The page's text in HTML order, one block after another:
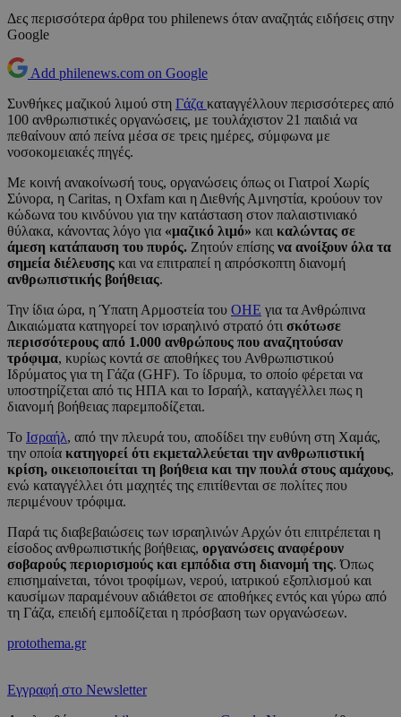
Δες περισσότερα άρθρα του philenews όταν αναζητάς ειδήσεις στην
Google
Add philenews.com on Google
Συνθήκες μαζικού λιμού στη Γάζα καταγγέλλουν περισσότερες από
100 ανθρωπιστικές οργανώσεις, με τουλάχιστον 21 παιδιά να
πεθαίνουν από πείνα μέσα σε τρεις ημέρες, σύμφωνα με
νοσοκομειακές πηγές.
Με κοινή ανακοίνωσή τους, οργανώσεις όπως οι Γιατροί Χωρίς
Σύνορα, η Caritas, η Oxfam και η Διεθνής Αμνηστία, κρούουν τον
κώδωνα του κινδύνου για την κατάσταση στον παλαιστινιακό
θύλακα, κάνοντας λόγο για «μαζικό λιμό» και καλώντας σε
άμεση κατάπαυση του πυρός. Ζητούν επίσης να ανοίξουν όλα τα
σημεία διέλευσης και να επιτραπεί η απρόσκοπτη διανομή
ανθρωπιστικής βοήθειας.
Την ίδια ώρα, η Ύπατη Αρμοστεία του ΟΗΕ για τα Ανθρώπινα
Δικαιώματα κατηγορεί τον ισραηλινό στρατό ότι σκότωσε
περισσότερους από 1.000 ανθρώπους που αναζητούσαν
τρόφιμα, κυρίως κοντά σε αποθήκες του Ανθρωπιστικού
Ιδρύματος για τη Γάζα (GHF). Το ίδρυμα, το οποίο φέρεται να
υποστηρίζεται από τις ΗΠΑ και το Ισραήλ, καταγγέλλει πως η
διανομή βοήθειας παρεμποδίζεται.
Το Ισραήλ, από την πλευρά του, αποδίδει την ευθύνη στη Χαμάς,
την οποία κατηγορεί ότι εκμεταλλεύεται την ανθρωπιστική
κρίση, οικειοποιείται τη βοήθεια και την πουλά στους αμάχους,
ενώ καταγγέλλει ότι μαχητές της επιτίθενται σε πολίτες που
περιμένουν τρόφιμα.
Παρά τις διαβεβαιώσεις των ισραηλινών Αρχών ότι επιτρέπεται η
είσοδος ανθρωπιστικής βοήθειας, οργανώσεις αναφέρουν
σοβαρούς περιορισμούς και εμπόδια στη διανομή της. Όπως
επισημαίνεται, τόνοι τροφίμων, νερού, ιατρικού εξοπλισμού και
καυσίμων παραμένουν αδιάθετοι σε αποθήκες εντός και γύρω από
τη Γάζα, επειδή εμποδίζεται η πρόσβαση των οργανώσεων.
protothema.gr
Εγγραφή στο Newsletter